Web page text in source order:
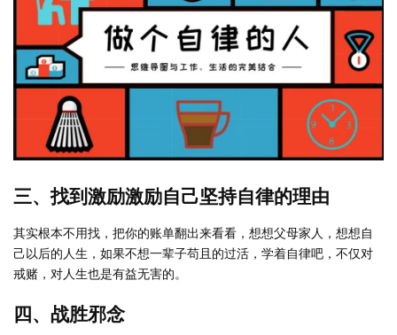
三、找到激励激励自己坚持自律的理由
其实根本不用找，把你的账单翻出来看看，想想父母家人，想想自
己以后的人生，如果不想一辈子苟且的过活，学着自律吧，不仅对
戒赌，对人生也是有益无害的。
四、战胜邪念